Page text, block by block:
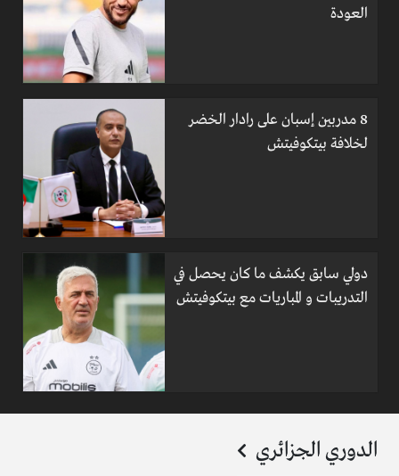
العودة
8 مدربين إسبان على رادار الخضر
لخلافة بيتكوفيتش
دولي سابق يكشف ما كان يحصل في
التدريبات و المباريات مع بيتكوفيتش
الدوري الجزائري